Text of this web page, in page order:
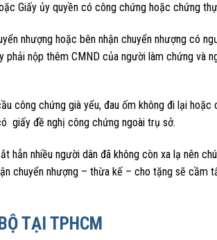
Giấy ủy quyền có công chứng hoặc chứng
nhượng hoặc bên nhận chuyển nhượng có
phải nộp thêm CMND của người làm chứng và
công chứng già yếu, đau ốm không đi lại
giấy đề nghị công chứng ngoài trụ sở.
hẳn nhiều người dân đã không còn xa lạ nên
chuyển nhượng – thừa kế – cho tặng sẽ
TẠI TPHCM